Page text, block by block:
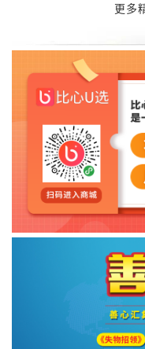
更多